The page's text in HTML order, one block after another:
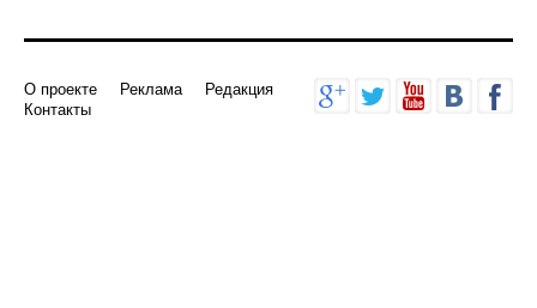
О проекте Реклама
Редакция
Контакты